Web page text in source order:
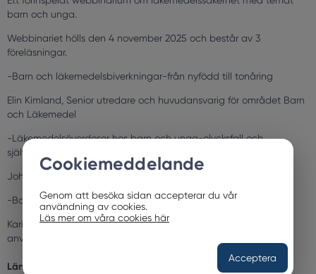
barn och unga.
Webbinariet hölls den 4 november 2025 och består av 3
föreläsningar.
-Barn och läkemedelsbiverkningar-från nyfödd till tonåring
Elin Kimland, Senior utredare och huvudansvarig för området Barn
och Läkemedel
-Läkemedelsöverdoser hos barn och unga-olycksfall och
självskada
Johanna Nordmark Grass, överläkare, Giftinformationscentralen
-Barn/unga, djur och läkemedel-vad kan gå fel?
Karin Sjöström, utredare på Enheten för veterinärläkemedel i
användning
Längd:
Cookiemeddelande
Genom att besöka sidan accepterar du vår
användning av cookies.
Läs mer om våra cookies här
Acceptera